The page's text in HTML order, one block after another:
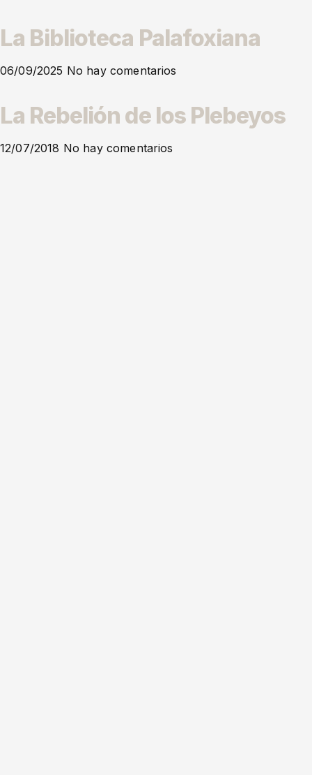
La Biblioteca Palafoxiana
06/09/2025 No hay comentarios
La Rebelión de los Plebeyos
12/07/2018 No hay comentarios